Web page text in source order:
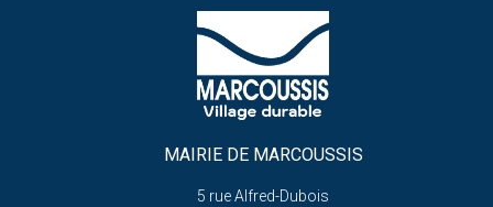
MAIRIE DE MARCOUSSIS
5 rue Alfred-Dubois